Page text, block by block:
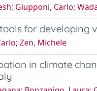
Giupponi, Carlo;
for developing
Zen, Michele
in climate